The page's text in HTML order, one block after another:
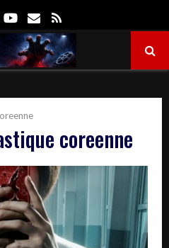
TwitterYoutube
Email
coreenne